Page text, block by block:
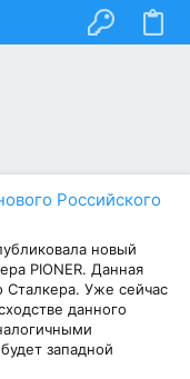
Российского
новый
PIONER. Данная
Сталкера. Уже сейчас
данного
западной